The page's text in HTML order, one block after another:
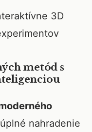
3D
metód s
nahradenie